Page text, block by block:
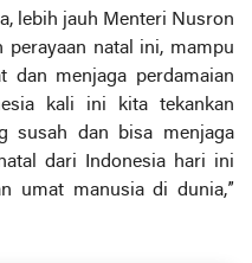
lebih jauh Menteri Nusron
perayaan natal ini, mampu
dan menjaga perdamaian
kali ini kita tekankan
susah dan bisa menjaga
dari Indonesia hari ini
umat manusia di dunia,”